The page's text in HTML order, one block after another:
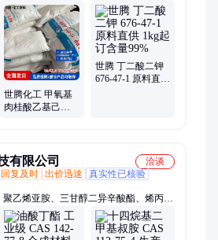
基羟苯甲酰、维生素c乙基醚、苯乙基间
、乙基己基三嗪酮、302776-68-7、依克
甘肽、苯甲酸己酯、紫外吸收剂、生物素
豆蔻酰五肽、植物油脂肪酸、紫外线吸收
世腾化工 甲氧基
肉桂酸乙基己酯
世腾 丁二酸二钾
676-47-1 原料直供
有限公司
洽谈
回复及时 出价迅速
真实性已核验
乙烯亚胺、三甘醇二异辛酸酯、烯丙基
料、聚己内酯PCL